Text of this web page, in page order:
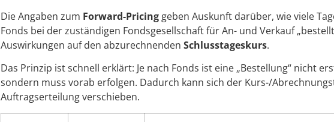
Die Angaben zum Forward-Pricing geben Auskunft darüber, wie viele
Fonds bei der zuständigen Fondsgesellschaft für An- und Verkauf
Auswirkungen auf den abzurechnenden Schlusstageskurs.
Das Prinzip ist schnell erklärt: Je nach Fonds ist eine „Bestellung“ nicht
sondern muss vorab erfolgen. Dadurch kann sich der Kurs-/
Auftragserteilung verschieben.